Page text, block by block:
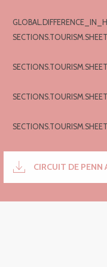
CIRCUIT DE PENN